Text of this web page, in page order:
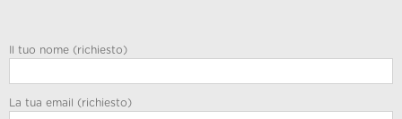
Il tuo nome (richiesto)
La tua email (richiesto)